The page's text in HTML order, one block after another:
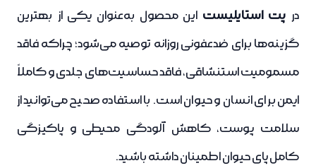
در پت استایلیست این محصول به‌عنوان یکی از بهترین
گزینه‌ها برای ضدعفونی روزانه توصیه می‌شود؛ چراکه فاقد
مسمومیت استنشاقی، فاقد حساسیت‌های جلدی و کاملاً
ایمن برای انسان و حیوان است. با استفاده صحیح می‌توانید از
سلامت پوست، کاهش آلودگی محیطی و پاکیزگی
کامل پای حیوان اطمینان داشته باشید.